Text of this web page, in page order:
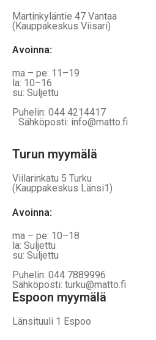
Martinkyläntie 47 Vantaa
(Kauppakeskus Viisari)
Avoinna:
ma – pe: 11–19
la: 10–16
su: Suljettu
Puhelin: 044 4214417
Sähköposti: info@matto.fi
Turun myymälä
Viilarinkatu 5 Turku
(Kauppakeskus Länsi1)
Avoinna:
ma – pe: 10–18
la: Suljettu
su: Suljettu
Puhelin: 044 7889996
Sähköposti: turku@matto.fi
Espoon myymälä
Länsituuli 1 Espoo